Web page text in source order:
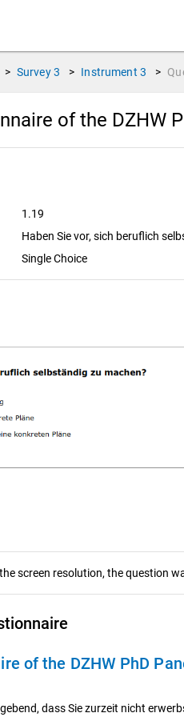
> Survey 3 > Instrument 3 >
of the DZHW
1.19
Haben Sie vor, sich beruflich
Single Choice
screen resolution, the question
of the DZHW PhD
dass Sie zurzeit nicht